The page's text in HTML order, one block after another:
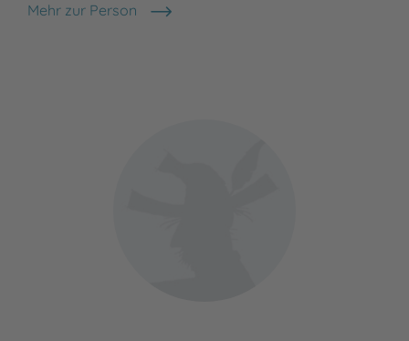
Mehr zur Person
Tine Bätcke